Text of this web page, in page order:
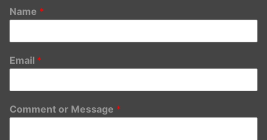
Name *
Email *
Comment or Message *